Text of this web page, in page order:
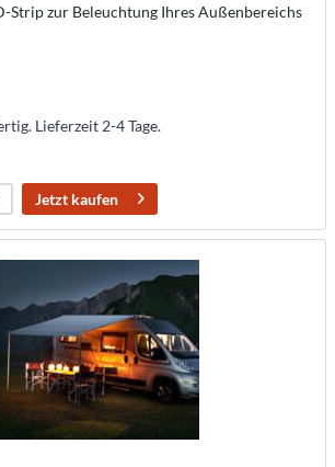
Strip zur Beleuchtung Ihres Außenbereichs
Lieferzeit 2-4 Tage.
Jetzt kaufen